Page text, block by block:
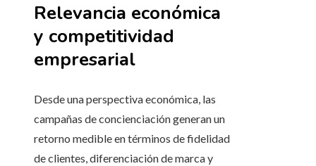
Relevancia económica
y competitividad
empresarial
Desde una perspectiva económica, las
campañas de concienciación generan un
retorno medible en términos de fidelidad
de clientes, diferenciación de marca y